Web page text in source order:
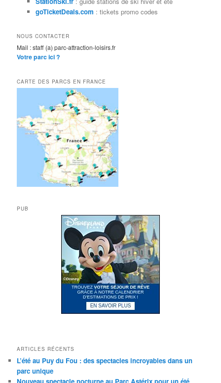
goTicketDeals.com : tickets promo codes
NOUS CONTACTER
Mail : staff (a) parc-attraction-loisirs.fr
Votre parc ici ?
CARTE DES PARCS EN FRANCE
PUB
ARTICLES RÉCENTS
L’été au Puy du Fou : des spectacles incroyables dans un
parc unique